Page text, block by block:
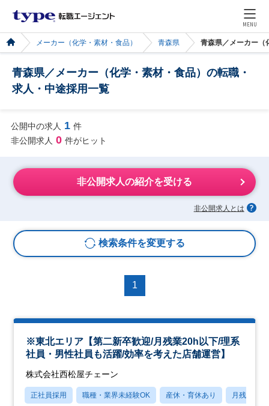
MENU
メーカー（化学・素材・食品） 青森県 青森県／メーカー（
青森県／メーカー（化学・素材・食品）の転職・
求人・中途採用一覧
公開中の求人 1 件
非公開求人 0 件がヒット
非公開求人の紹介を受ける
非公開求人とは
検索条件を変更する
1
※東北エリア【第二新卒歓迎/月残業20h以下/理系
社員・男性社員も活躍/効率を考えた店舗運営】
株式会社西松屋チェーン
正社員採用 職種・業界未経験OK 産休・育休あり 月残業20